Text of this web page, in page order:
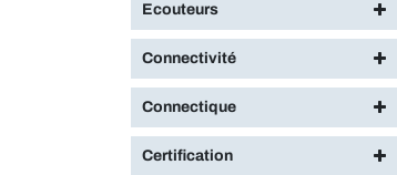
Ecouteurs
Connectivité
Connectique
Certification